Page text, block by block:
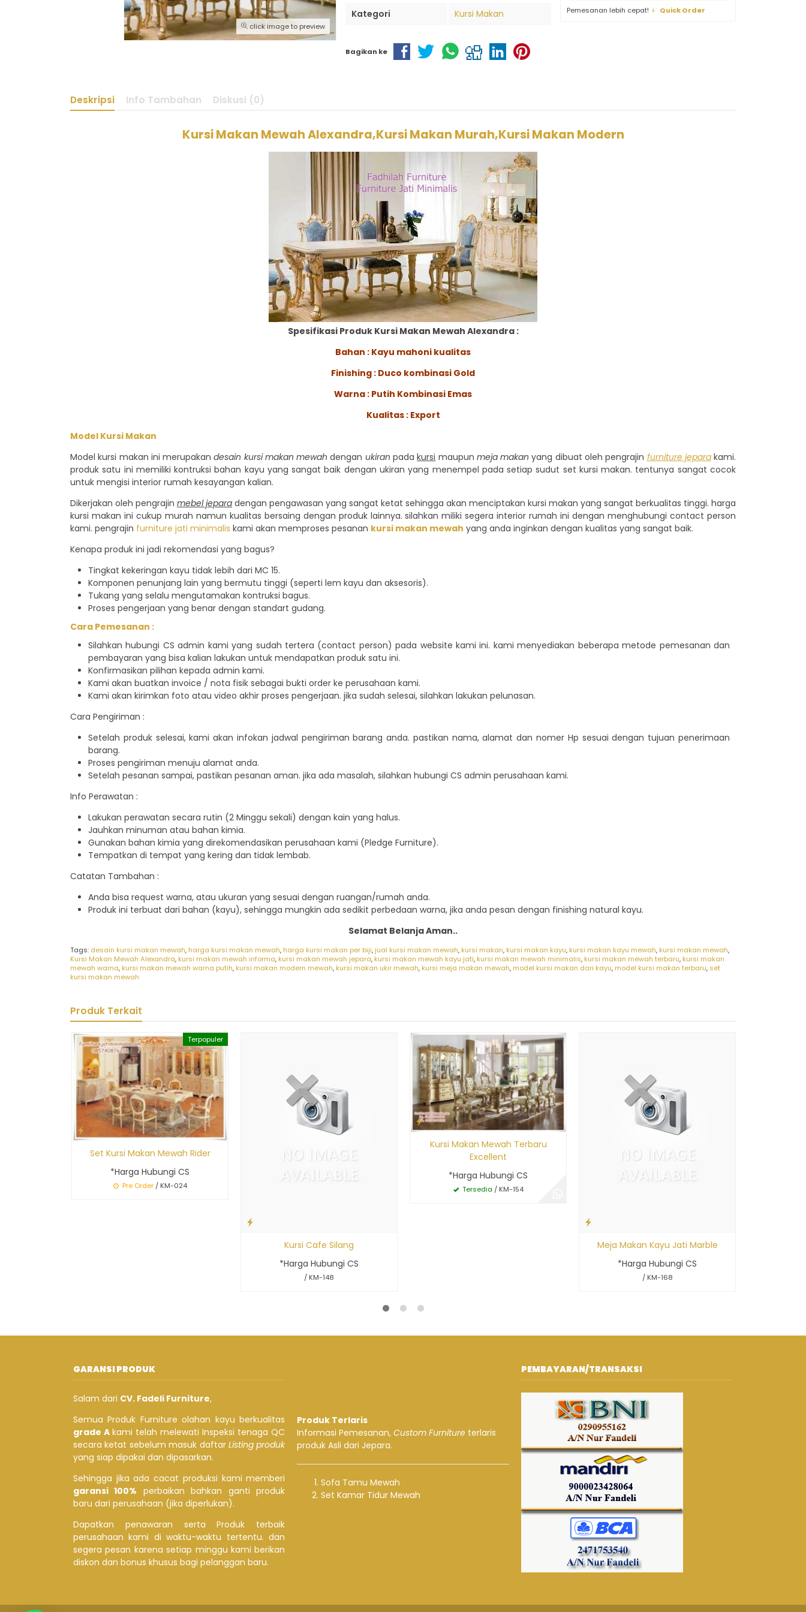
click image to preview
Kategori
Kursi Makan Pemesanan lebih cepat! Quick Order
Bagikan ke
Deskripsi Info Tambahan Diskusi (0)
Kursi Makan Mewah Alexandra,Kursi Makan Murah,Kursi Makan Modern
Spesifikasi Produk Kursi Makan Mewah Alexandra :
Bahan : Kayu mahoni kualitas
Finishing : Duco kombinasi Gold
Warna : Putih Kombinasi Emas
Kualitas : Export
Model Kursi Makan
Model kursi makan ini merupakandesain kursi makan mewah dengan ukiran padakursi maupun meja makan yang dibuat oleh pengrajin furniture jeparakami.
produk satu ini memiliki kontruksi bahan kayu yang sangat baik dengan ukiran yang menempel pada setiap sudut set kursi makan. tentunya sangat cocok
untuk mengisi interior rumah kesayangan kalian.
Dikerjakan oleh pengrajin mebel jepara dengan pengawasan yang sangat ketat sehingga akan menciptakan kursi makan yang sangat berkualitas tinggi. harga
kursi makan ini cukup murah namun kualitas bersaing dengan produk lainnya. silahkan miliki segera interior rumah ini dengan menghubungi contact person
kami. pengrajin furniture jati minimalis kami akan memproses pesanan kursi makan mewah yang anda inginkan dengan kualitas yang sangat baik.
Kenapa produk ini jadi rekomendasi yang bagus?
Tingkat kekeringan kayu tidak lebih dari MC 15.
Komponen penunjang lain yang bermutu tinggi (seperti lem kayu dan aksesoris).
Tukang yang selalu mengutamakan kontruksi bagus.
Proses pengerjaan yang benar dengan standart gudang.
Cara Pemesanan :
Silahkan hubungi CS admin kami yang sudah tertera (contact person) pada website kami ini. kami menyediakan beberapa metode pemesanan dan
pembayaran yang bisa kalian lakukan untuk mendapatkan produk satu ini.
Konfirmasikan pilihan kepada admin kami.
Kami akan buatkan invoice / nota fisik sebagai bukti order ke perusahaan kami.
Kami akan kirimkan foto atau video akhir proses pengerjaan. jika sudah selesai, silahkan lakukan pelunasan.
Cara Pengiriman :
Setelah produk selesai, kami akan infokan jadwal pengiriman barang anda. pastikan nama, alamat dan nomer Hp sesuai dengan tujuan penerimaan
barang.
Proses pengiriman menuju alamat anda.
Setelah pesanan sampai, pastikan pesanan aman. jika ada masalah, silahkan hubungi CS admin perusahaan kami.
Info Perawatan :
Lakukan perawatan secara rutin (2 Minggu sekali) dengan kain yang halus.
Jauhkan minuman atau bahan kimia.
Gunakan bahan kimia yang direkomendasikan perusahaan kami (Pledge Furniture).
Tempatkan di tempat yang kering dan tidak lembab.
Catatan Tambahan :
Anda bisa request warna, atau ukuran yang sesuai dengan ruangan/rumah anda.
Produk ini terbuat dari bahan (kayu), sehingga mungkin ada sedikit perbedaan warna, jika anda pesan dengan finishing natural kayu.
Selamat Belanja Aman..
Tags: desain kursi makan mewah, harga kursi makan mewah, harga kursi makan per biji, jual kursi makan mewah, kursi makan, kursi makan kayu, kursi makan kayu mewah, kursi makan mewah,
Kursi Makan Mewah Alexandra, kursi makan mewah informa, kursi makan mewah jepara, kursi makan mewah kayu jati, kursi makan mewah minimalis, kursi makan mewah terbaru, kursi makan
mewah warna, kursi makan mewah warna putih, kursi makan modern mewah, kursi makan ukir mewah, kursi meja makan mewah, model kursi makan dari kayu, model kursi makan terbaru, set
kursi makan mewah
Produk Terkait
Terpopuler
Set Kursi Makan Mewah Rider
*Harga Hubungi CS
Pre Order/ KM-024
Kursi Cafe Silang
*Harga Hubungi CS
/ KM-148
Kursi Makan Mewah Terbaru
Excellent
*Harga Hubungi CS
Tersedia / KM-154
Meja Makan Kayu Jati Marble
*Harga Hubungi CS
/ KM-168
GARANSI PRODUK
Salam dari CV. Fadeli Furniture,
Semua Produk Furniture olahan kayu berkualitas
grade Akami telah melewati Inspeksi tenaga QC
secara ketat sebelum masuk daftar Listing produk
yang siap dipakai dan dipasarkan.
Sehingga jika ada cacat produksi kami memberi
garansi 100% perbaikan bahkan ganti produk
baru dari perusahaan (jika diperlukan).
Dapatkan penawaran serta Produk terbaik
perusahaan kami di waktu-waktu tertentu. dan
segera pesan karena setiap minggu kami berikan
diskon dan bonus khusus bagi pelanggan baru.
Produk Terlaris
Informasi Pemesanan,Custom Furniture terlaris
produk Asli dari Jepara.
Sofa Tamu Mewah
Set Kamar Tidur Mewah
PEMBAYARAN/TRANSAKSI